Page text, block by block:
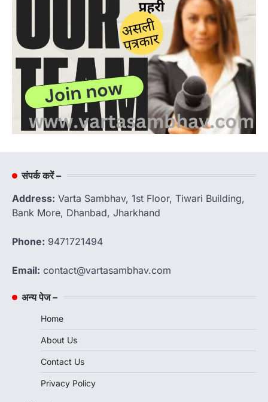
संपर्क करें –
Address: Varta Sambhav, 1st Floor, Tiwari Building,
Bank More, Dhanbad, Jharkhand
Phone: 9471721494
Email: contact@vartasambhav.com
अन्य पेज –
Home
About Us
Contact Us
Privacy Policy